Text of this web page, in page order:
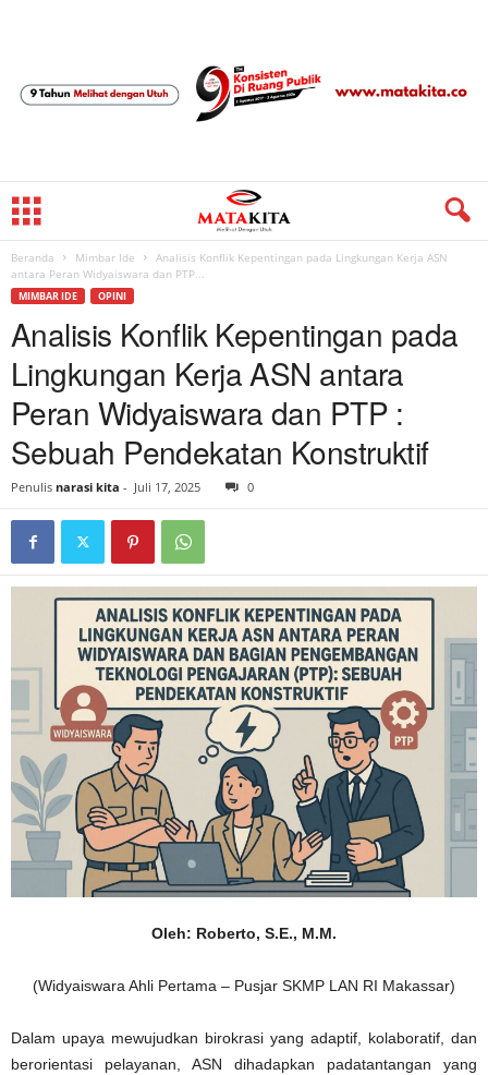
Beranda Mimbar Ide
Analisis Konflik Kepentingan pada Lingkungan Kerja ASN
antara Peran Widyaiswara dan PTP...
MIMBAR IDE OPINI
Analisis Konflik Kepentingan pada
Lingkungan Kerja ASN antara
Peran Widyaiswara dan PTP :
Sebuah Pendekatan Konstruktif
Penulis narasi kita - Juli 17, 2025 0
Oleh: Roberto, S.E., M.M.
(Widyaiswara Ahli Pertama – Pusjar SKMP LAN RI Makassar)
Dalam upaya mewujudkan birokrasi yang adaptif, kolaboratif, dan
berorientasi pelayanan, ASN dihadapkan padatantangan yang